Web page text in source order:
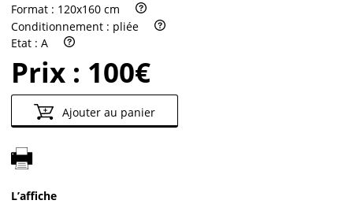
Format : 120x160 cm
Conditionnement : pliée
Etat : A
Prix : 100€
Ajouter au panier
L’affiche